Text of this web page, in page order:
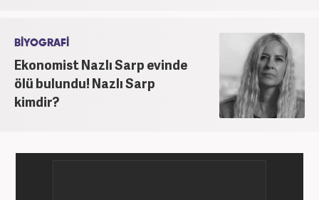
BİYOGRAFİ
Ekonomist Nazlı Sarp evinde
ölü bulundu! Nazlı Sarp
kimdir?